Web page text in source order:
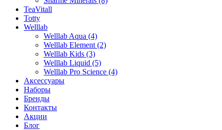
TeaVitall
Totty
Welllab
Welllab Aqua (4)
Welllab Element (2)
Welllab Kids (3)
Welllab Liquid (5)
Welllab Pro Science (4)
Аксессуары
Наборы
Бренды
Контакты
Акции
Блог